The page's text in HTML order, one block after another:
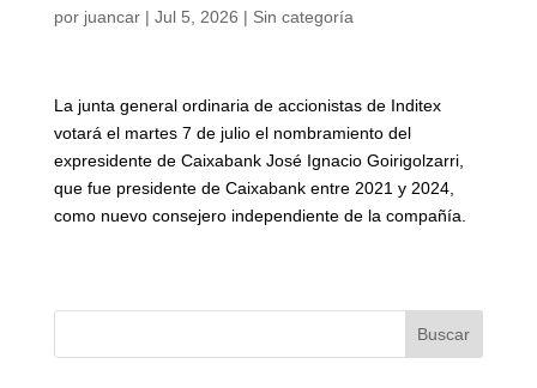
por juancar| Jul 5, 2026 | Sin categoría
La junta general ordinaria de accionistas de Inditex
votará el martes 7 de julio el nombramiento del
expresidente de Caixabank José Ignacio Goirigolzarri,
que fue presidente de Caixabank entre 2021 y 2024,
como nuevo consejero independiente de la compañía.
Buscar